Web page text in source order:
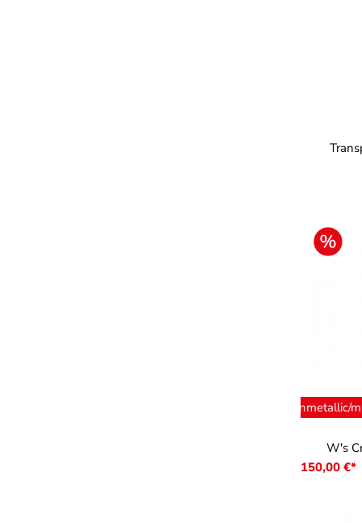
W's
Farbe
brownmetallic/
150,00 €*